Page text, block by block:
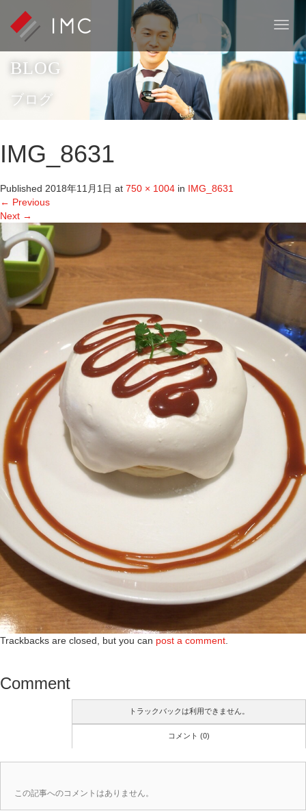
T
g
l
e
a
BLOG
ブログ
IMG_8631
Published 2018年11月1日 at 750 × 1004 in IMG_8631
← Previous
Next →
Trackbacks are closed, but you can post a comment
Comment
トラックバックは利用できません。
コメント (0)
この記事へのコメントはありません。